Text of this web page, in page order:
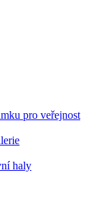
pro veřejnost
haly